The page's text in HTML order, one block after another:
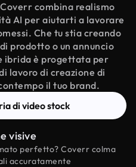
combina realismo
AI per aiutarti a lavorare
Che tu stia creando
prodotto o un annuncio
ibrida è progettata per
lavoro di creazione di
il tuo brand.
di video stock
visive
perfetto? Coverr colma
accuratamente